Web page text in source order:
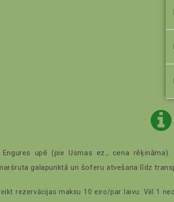
upē (pie Usmas ez., cena
galapunktā un šoferu atvešana līdz
rezervācijas maksu 10 eiro/par laivu. Vēl 1